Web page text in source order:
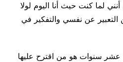
لما كنت حيث أنا اليوم لولا
التعبير عن نفسي والتفكير في
عشر سنوات هو من اقترح عليها